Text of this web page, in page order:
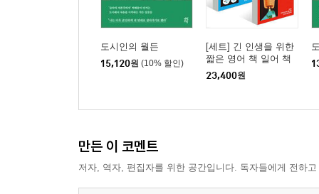
도시인의 월든
15,120원 (10% 할인)
[세트] 긴 인생을 위한
짧은 영어 책 일어 책
23,400원
만든 이 코멘트
저자, 역자, 편집자를 위한 공간입니다. 독자들에게 전하